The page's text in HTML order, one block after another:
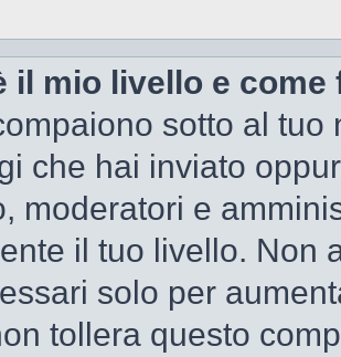
il mio livello e
sotto al
che hai inviato
moderatori e
il tuo livello. Non
solo per
tollera questo